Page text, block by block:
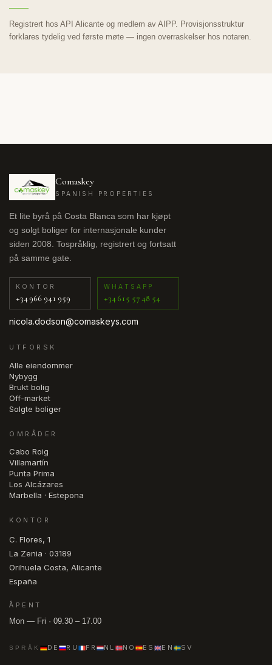
Registrert hos API Alicante og medlem av AIPP. Provisjonsstruktur
forklares tydelig ved første møte — ingen overraskelser hos notaren.
Comaskey
SPANISH PROPERTIES
Et lite byrå på Costa Blanca som har kjøpt
og solgt boliger for internasjonale kunder
siden 2008. Tospråklig, registrert og fortsatt
på samme gate.
KONTOR
+34 966 941 959
WHATSAPP
+34 615 57 48 54
nicola.dodson@comaskeys.com
UTFORSK
Alle eiendommer
Nybygg
Brukt bolig
Off-market
Solgte boliger
OMRÅDER
Cabo Roig
Villamartín
Punta Prima
Los Alcázares
Marbella · Estepona
KONTOR
C. Flores, 1
La Zenia · 03189
Orihuela Costa, Alicante
España
ÅPENT
Mon — Fri · 09.30 – 17.00
SPRÅK DE RU FR NL NO ES EN SV